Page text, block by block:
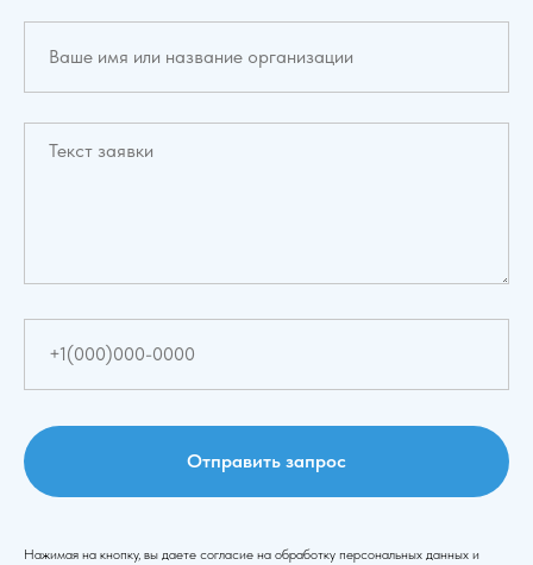
Отправить запрос
Нажимая на кнопку, вы даете согласие на обработку персональных данных и